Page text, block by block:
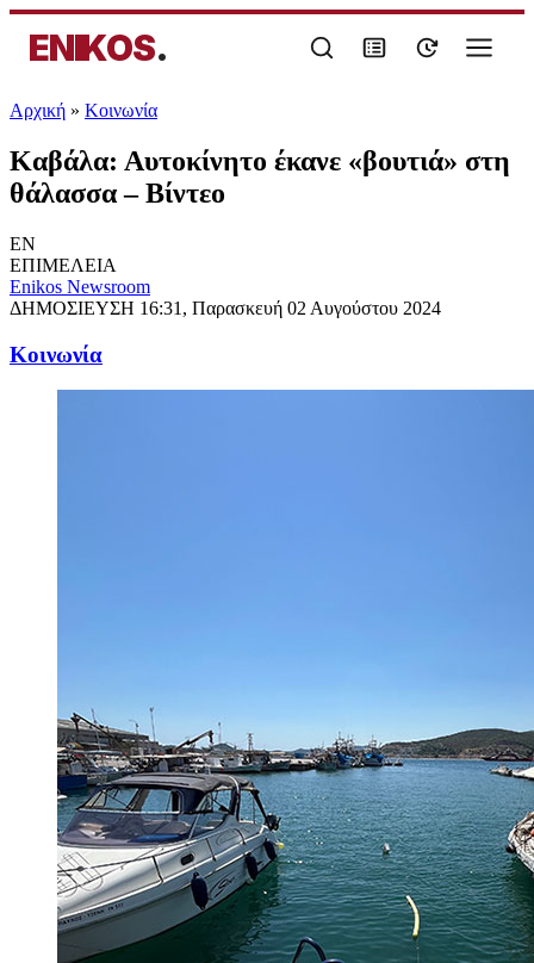
ENIKOS.
Αρχική » Κοινωνία
Καβάλα: Αυτοκίνητο έκανε «βουτιά» στη
θάλασσα – Βίντεο
EN
ΕΠΙΜΕΛΕΙΑ
Enikos Newsroom
ΔΗΜΟΣΙΕΥΣΗ 16:31, Παρασκευή 02 Αυγούστου 2024
Κοινωνία